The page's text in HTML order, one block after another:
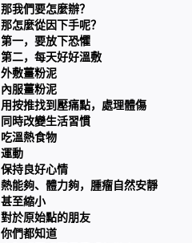
那我們要怎麼辦？
那怎麼從因下手呢？
第一，要放下恐懼
第二，每天好好溫敷
外敷薑粉泥
內服薑粉泥
用按推找到壓痛點，處理體傷
同時改變生活習慣
吃溫熱食物
運動
保持良好心情
熱能夠、體力夠，腫瘤自然安靜
甚至縮小
對於原始點的朋友
你們都知道